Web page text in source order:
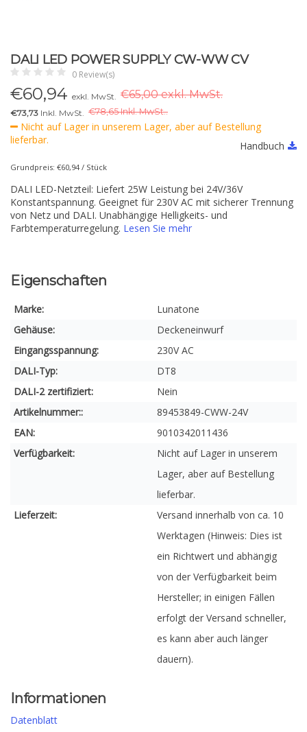
DALI LED POWER SUPPLY CW-WW CV
0 Review(s)
€60,94 exkl. MwSt. €65,00 exkl. MwSt.
€73,73 Inkl. MwSt. €78,65 Inkl. MwSt..
Nicht auf Lager in unserem Lager, aber auf Bestellung
lieferbar.
Handbuch
Grundpreis: €60,94 / Stück
DALI LED-Netzteil: Liefert 25W Leistung bei 24V/36V
Konstantspannung. Geeignet für 230V AC mit sicherer Trennung
von Netz und DALI. Unabhängige Helligkeits- und
Farbtemperaturregelung. Lesen Sie mehr
Eigenschaften
Marke:
Lunatone
Gehäuse:
Deckeneinwurf
Eingangsspannung:
230V AC
DALI-Typ:
DT8
DALI-2 zertifiziert:
Nein
Artikelnummer::
89453849-CWW-24V
EAN:
9010342011436
Verfügbarkeit:
Nicht auf Lager in unserem
Lager, aber auf Bestellung
lieferbar.
Lieferzeit:
Versand innerhalb von ca. 10
Werktagen (Hinweis: Dies ist
ein Richtwert und abhängig
von der Verfügbarkeit beim
Hersteller; in einigen Fällen
erfolgt der Versand schneller,
es kann aber auch länger
dauern).
Informationen
Datenblatt